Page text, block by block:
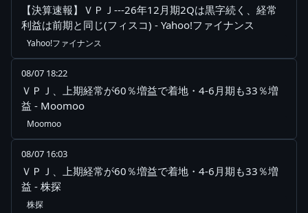
【決算速報】ＶＰＪ---26年12月期2Qは黒字続く、経常
利益は前期と同じ(フィスコ) - Yahoo!ファイナンス
Yahoo!ファイナンス
08/07 18:22
ＶＰＪ、上期経常が60％増益で着地・4-6月期も33％増
益 - Moomoo
Moomoo
08/07 16:03
ＶＰＪ、上期経常が60％増益で着地・4-6月期も33％増
益 - 株探
株探